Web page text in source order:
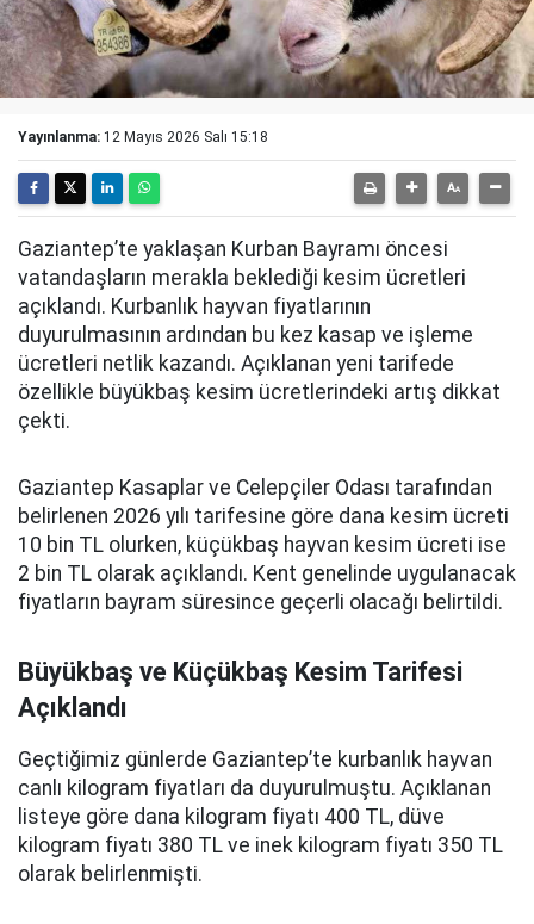
Yayınlanma: 12 Mayıs 2026 Salı 15:18
Gaziantep’te yaklaşan Kurban Bayramı öncesi
vatandaşların merakla beklediği kesim ücretleri
açıklandı. Kurbanlık hayvan fiyatlarının
duyurulmasının ardından bu kez kasap ve işleme
ücretleri netlik kazandı. Açıklanan yeni tarifede
özellikle büyükbaş kesim ücretlerindeki artış dikkat
çekti.
Gaziantep Kasaplar ve Celepçiler Odası tarafından
belirlenen 2026 yılı tarifesine göre dana kesim ücreti
10 bin TL olurken, küçükbaş hayvan kesim ücreti ise
2 bin TL olarak açıklandı. Kent genelinde uygulanacak
fiyatların bayram süresince geçerli olacağı belirtildi.
Büyükbaş ve Küçükbaş Kesim Tarifesi
Açıklandı
Geçtiğimiz günlerde Gaziantep’te kurbanlık hayvan
canlı kilogram fiyatları da duyurulmuştu. Açıklanan
listeye göre dana kilogram fiyatı 400 TL, düve
kilogram fiyatı 380 TL ve inek kilogram fiyatı 350 TL
olarak belirlenmişti.